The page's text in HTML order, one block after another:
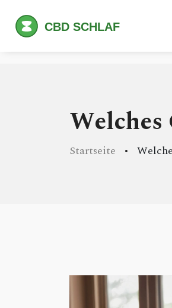
Welches
Startseite